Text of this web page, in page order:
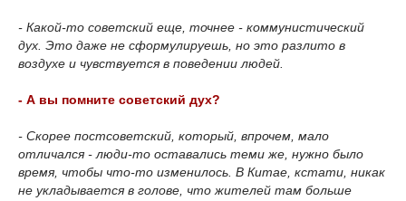
- Какой-то советский еще, точнее - коммунистический
дух. Это даже не сформулируешь, но это разлито в
воздухе и чувствуется в поведении людей.
- А вы помните советский дух?
- Скорее постсоветский, который, впрочем, мало
отличался - люди-то оставались теми же, нужно было
время, чтобы что-то изменилось. В Китае, кстати, никак
не укладывается в голове, что жителей там больше